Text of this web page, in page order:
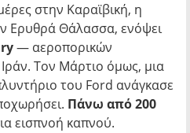
στην Καραϊβική, η
Ερυθρά Θάλασσα, ενόψει
— αεροπορικών
Τον Μάρτιο όμως, μια
του Ford ανάγκασε
Πάνω από 200
εισπνοή καπνού.